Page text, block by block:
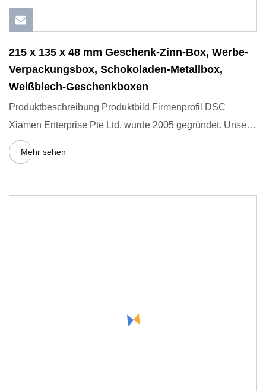
215 x 135 x 48 mm Geschenk-Zinn-Box, Werbe-
Verpackungsbox, Schokoladen-Metallbox,
Weißblech-Geschenkboxen
Produktbeschreibung Produktbild Firmenprofil DSC
Xiamen Enterprise Pte Ltd. wurde 2005 gegründet. Unser
Unternehmen ent
Mehr sehen